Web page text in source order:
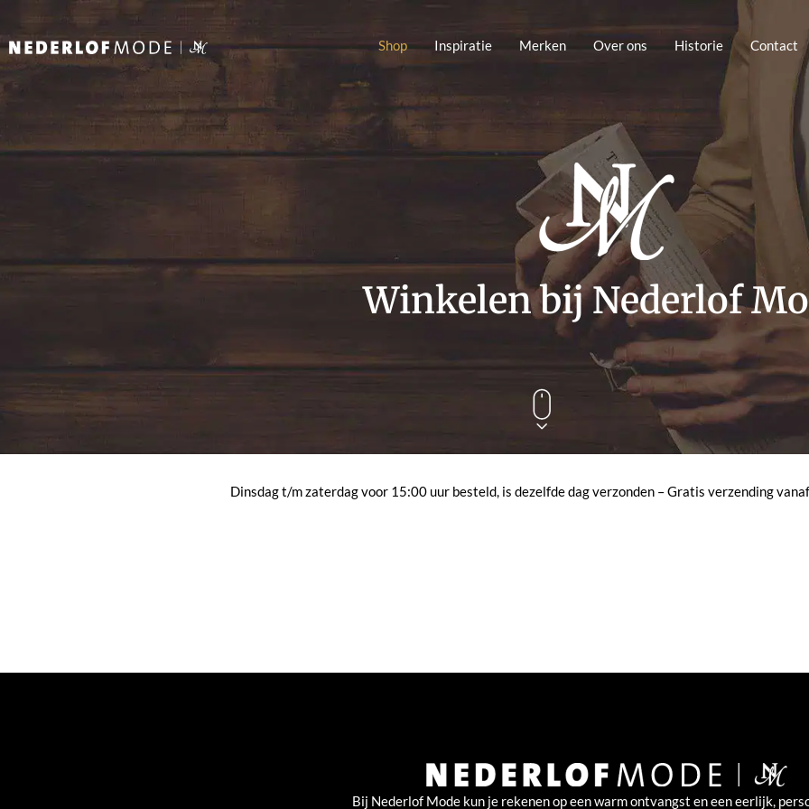
Shop Inspiratie Merken Over ons Historie Contact
Winkelen bij Nederlof
Dinsdag t/m zaterdag voor 15:00 uur besteld, is dezelfde dag verzonden – Gratis verzending
Bij Nederlof Mode kun je rekenen op een warm ontvangst en een eerlijk,